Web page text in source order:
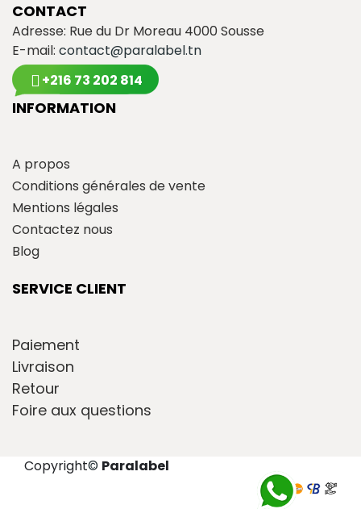
CONTACT
Adresse: Rue du Dr Moreau 4000 Sousse
E-mail: contact@paralabel.tn
+216 73 202 814
INFORMATION
A propos
Conditions générales de vente
Mentions légales
Contactez nous
Blog
SERVICE CLIENT
Paiement
Livraison
Retour
Foire aux questions
Copyright© Paralabel